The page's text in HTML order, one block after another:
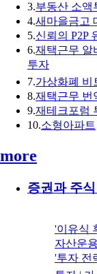
3.부동산 소액
4.새마을금고
5.신뢰의 P2P
6.재택근무 알
투자
7.가상화폐 비
8.재택근무 번
9.재테크포럼
10.소형아파트
more
증권과 주
'이유식
자산운
'투자 전